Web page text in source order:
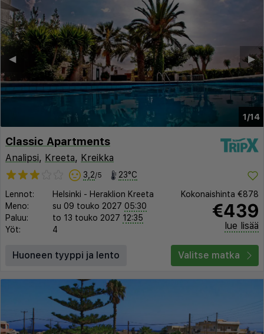
1/14
▶︎
◀︎
Classic Apartments
Analipsi, Kreeta, Kreikka
3,2/5 23°C
Lennot: Helsinki - Heraklion Kreeta
Meno:
su 09 touko 2027 05:30
Paluu:
to 13 touko 2027 12:35
Yöt:
4
Kokonaishinta €878
€439
lue lisää
Huoneen tyyppi ja lento Valitse matka